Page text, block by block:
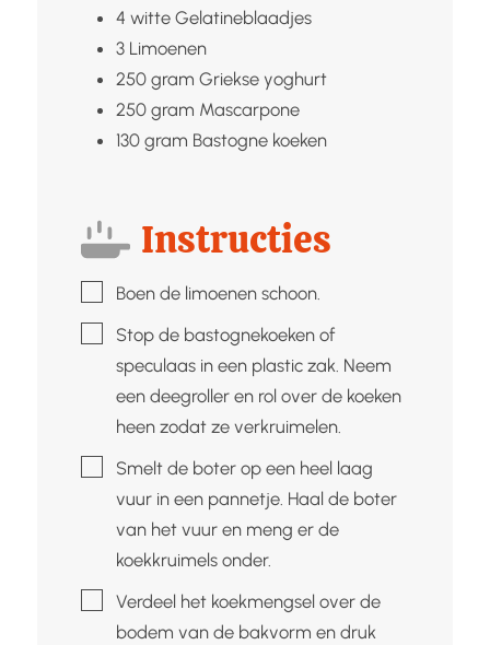
4 witte Gelatineblaadjes
3 Limoenen
250 gram Griekse yoghurt
250 gram Mascarpone
130 gram Bastogne koeken
Instructies
▢Boen de limoenen schoon.
▢Stop de bastognekoeken of
speculaas in een plastic zak. Neem
een deegroller en rol over de koeken
heen zodat ze verkruimelen.
▢Smelt de boter op een heel laag
vuur in een pannetje. Haal de boter
van het vuur en meng er de
koekkruimels onder.
▢Verdeel het koekmengsel over de
bodem van de bakvorm en druk